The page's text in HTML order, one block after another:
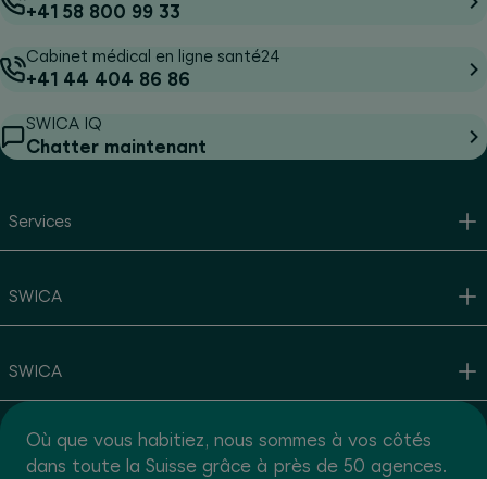
+41 58 800 99 33
Cabinet médical en ligne santé24
+41 44 404 86 86
SWICA IQ
Chatter maintenant
Services
SWICA
SWICA
Où que vous habitiez, nous sommes à vos côtés
dans toute la Suisse grâce à près de 50 agences.